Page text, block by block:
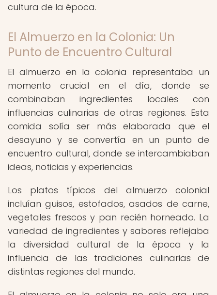
cultura de la época.
El Almuerzo en la Colonia: Un
Punto de Encuentro Cultural
El almuerzo en la colonia representaba un
momento crucial en el día, donde se
combinaban ingredientes locales con
influencias culinarias de otras regiones. Esta
comida solía ser más elaborada que el
desayuno y se convertía en un punto de
encuentro cultural, donde se intercambiaban
ideas, noticias y experiencias.
Los platos típicos del almuerzo colonial
incluían guisos, estofados, asados de carne,
vegetales frescos y pan recién horneado. La
variedad de ingredientes y sabores reflejaba
la diversidad cultural de la época y la
influencia de las tradiciones culinarias de
distintas regiones del mundo.